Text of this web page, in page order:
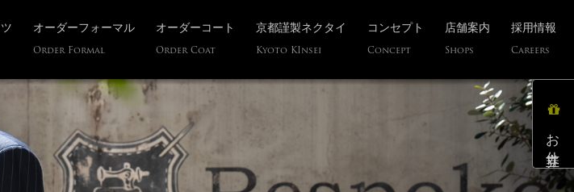
オーダーフォーマル
Order Formal
オーダーコート
Order Coat
京都謹製ネクタイ
Kyoto KInsei
コンセプト
Concept
店舗案内
Shops
採用情報
Careers
お仕立券